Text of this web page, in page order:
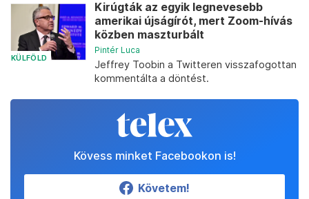
KÜLFÖLD
Kirúgták az egyik legnevesebb
amerikai újságírót, mert Zoom-hívás
közben maszturbált
Pintér Luca
Jeffrey Toobin a Twitteren visszafogottan
kommentálta a döntést.
Kövess minket Facebookon is!
Követem!